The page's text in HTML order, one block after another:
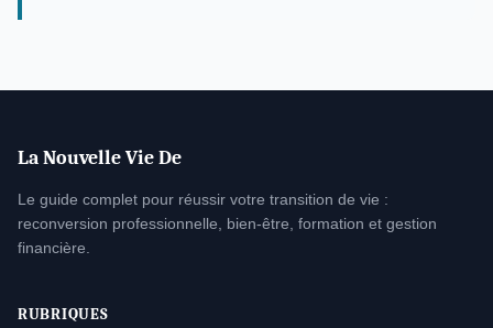
La Nouvelle Vie De
Le guide complet pour réussir votre transition de vie :
reconversion professionnelle, bien-être, formation et gestion
financière.
RUBRIQUES